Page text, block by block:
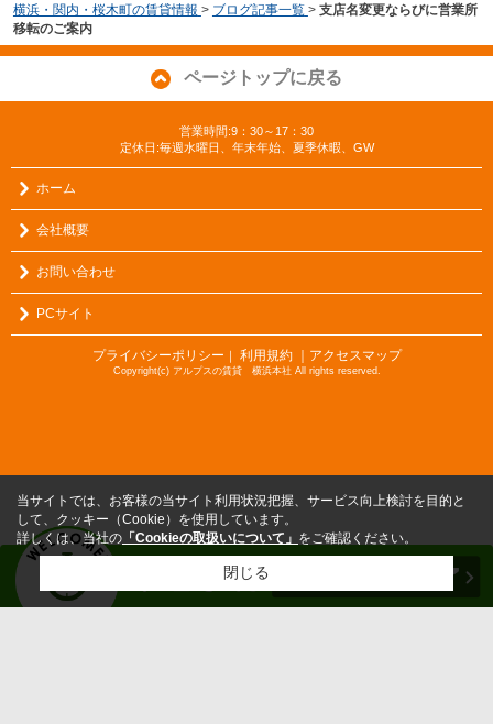
横浜・関内・桜木町の賃貸情報 > ブログ記事一覧 > 支店名変更ならびに営業所
移転のご案内
ページトップに戻る
営業時間:9：30～17：30
定休日:毎週水曜日、年末年始、夏季休暇、GW
ホーム
会社概要
お問い合わせ
PCサイト
プライバシーポリシー ｜ 利用規約 ｜アクセスマップ
Copyright(c) アルプスの賃貸 横浜本社 All rights reserved.
当サイトでは、お客様の当サイト利用状況把握、サービス向上検討を目的と
して、クッキー（Cookie）を使用しています。
詳しくは、当社の 「Cookieの取扱いについて」 をご確認ください。
閉じる